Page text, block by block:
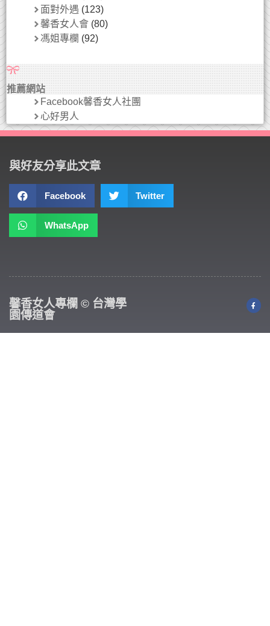
面對外遇 (123)
馨香女人會 (80)
馮姐專欄 (92)
推薦網站
Facebook馨香女人社團
心好男人
與好友分享此文章
Facebook Twitter
WhatsApp
馨香女人專欄 © 台灣學
園傳道會